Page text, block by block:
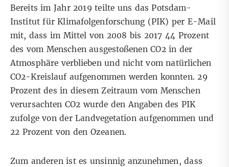
Bereits im Jahr 2019 teilte uns dasPotsdam-
Institut für Klimafolgenforschung(PIK) per E-Mail
mit, dass im Mittel von 2008 bis 2017 44 Prozent
des vom Menschen ausgestoßenen CO2 in der
Atmosphäre verblieben und nicht vom natürlichen
CO2-Kreislauf aufgenommen werden konnten. 29
Prozent des in diesem Zeitraum vom Menschen
verursachten CO2 wurde den Angaben des PIK
zufolge von der Landvegetation aufgenommen und
22 Prozent von den Ozeanen.
Zum anderen ist es unsinnig anzunehmen, dass